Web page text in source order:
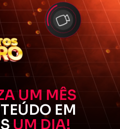
UM MÊS
EM
UM DIA!